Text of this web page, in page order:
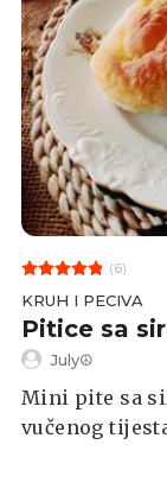
(6)
KRUH I PECIVA
Pitice sa
July☮
Mini pite sa
vučenog